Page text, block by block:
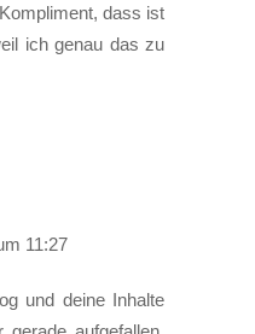
dass ist
ich genau das zu
11:27
und deine Inhalte